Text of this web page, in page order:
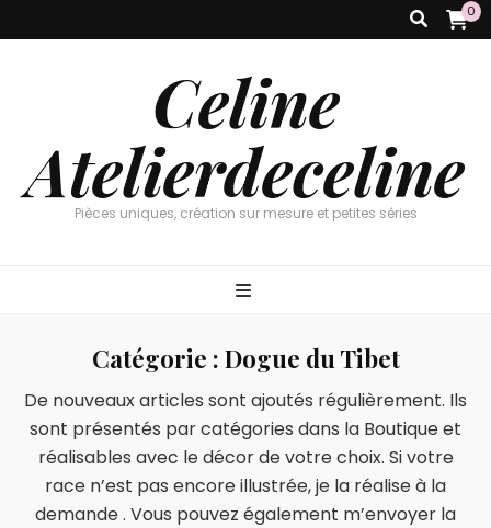
0
Celine
Atelierdeceline
Pièces uniques, création sur mesure et petites séries
Catégorie : Dogue du Tibet
De nouveaux articles sont ajoutés régulièrement. Ils
sont présentés par catégories dans la Boutique et
réalisables avec le décor de votre choix. Si votre
race n’est pas encore illustrée, je la réalise à la
demande . Vous pouvez également m’envoyer la